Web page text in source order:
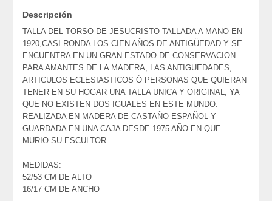
Descripción
TALLA DEL TORSO DE JESUCRISTO TALLADA A MANO EN
1920,CASI RONDA LOS CIEN AÑOS DE ANTIGÜEDAD Y SE
ENCUENTRA EN UN GRAN ESTADO DE CONSERVACION.
PARA AMANTES DE LA MADERA, LAS ANTIGUEDADES,
ARTICULOS ECLESIASTICOS Ó PERSONAS QUE QUIERAN
TENER EN SU HOGAR UNA TALLA UNICA Y ORIGINAL, YA
QUE NO EXISTEN DOS IGUALES EN ESTE MUNDO.
REALIZADA EN MADERA DE CASTAÑO ESPAÑOL Y
GUARDADA EN UNA CAJA DESDE 1975 AÑO EN QUE
MURIO SU ESCULTOR.
MEDIDAS:
52/53 CM DE ALTO
16/17 CM DE ANCHO